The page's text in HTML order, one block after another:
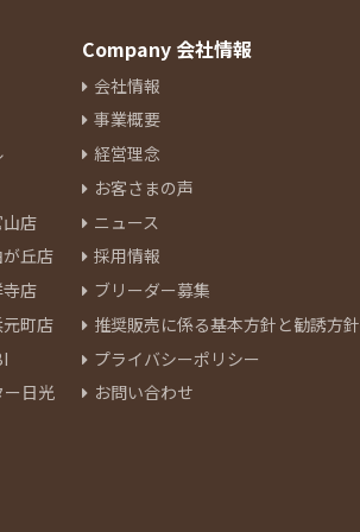
店
丘店
店
町店
日光
Company 会社情報
会社情報
事業概要
経営理念
お客さまの声
ニュース
採用情報
ブリーダー募集
推奨販売に係る基本方針と勧誘方針
プライバシーポリシー
お問い合わせ